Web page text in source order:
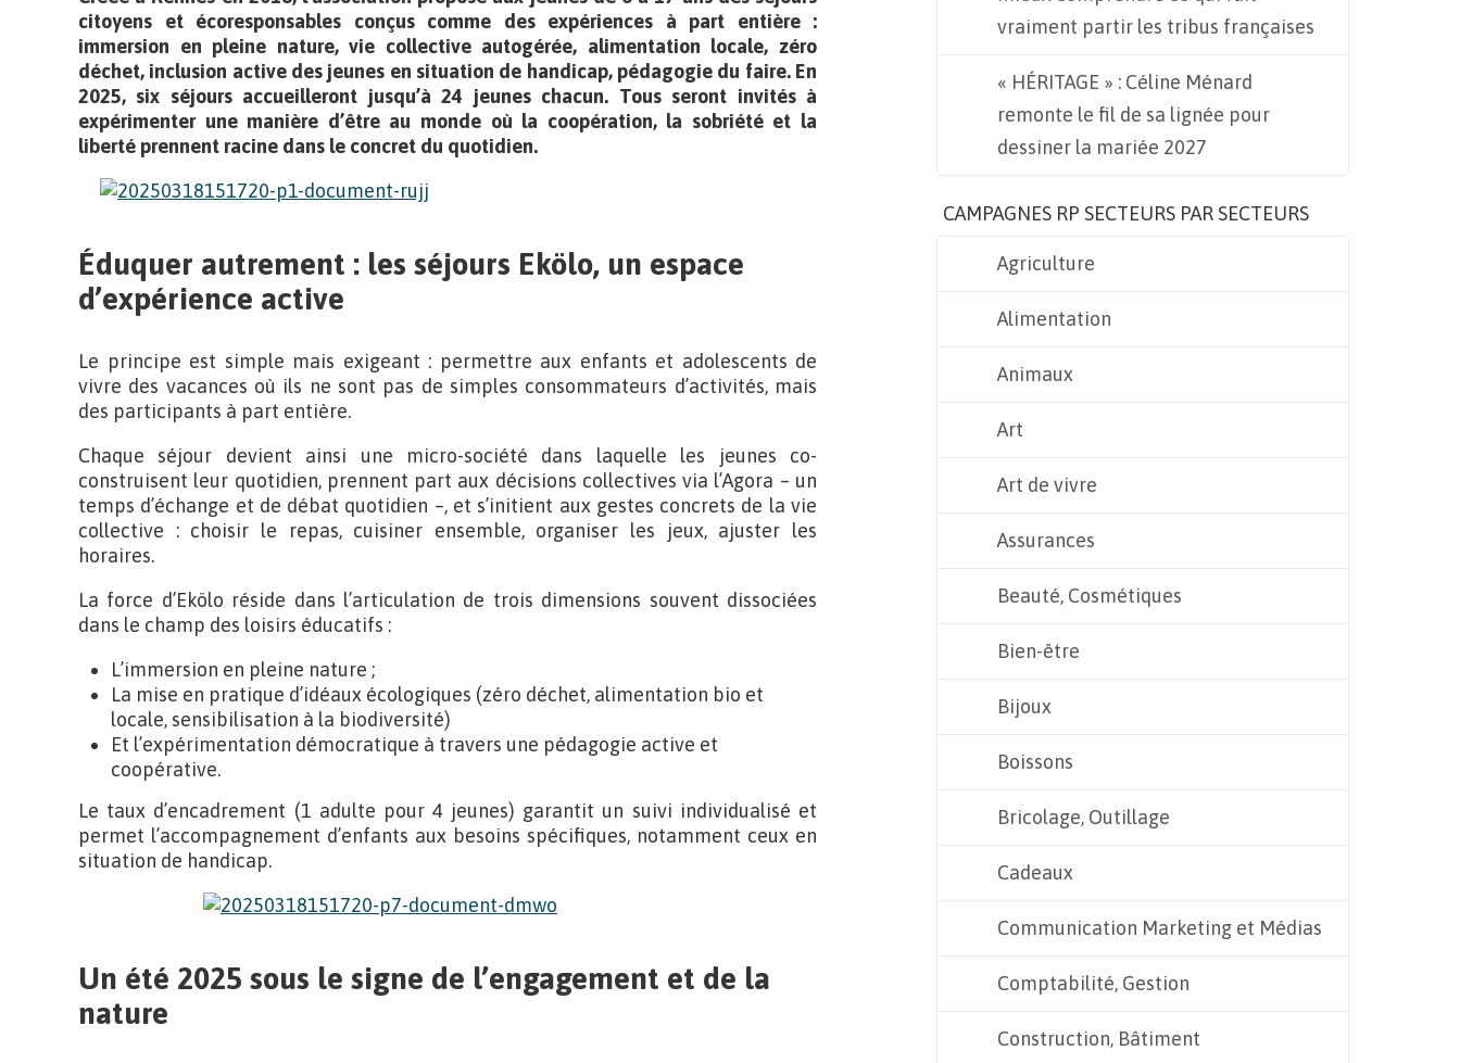
citoyens et écoresponsables conçus comme des expériences à part entière :
immersion en pleine nature, vie collective autogérée, alimentation locale, zéro
déchet, inclusion active des jeunes en situation de handicap, pédagogie du faire. En
2025, six séjours accueilleront jusqu’à 24 jeunes chacun. Tous seront invités à
expérimenter une manière d’être au monde où la coopération, la sobriété et la
liberté prennent racine dans le concret du quotidien.
Éduquer autrement : les séjours Ekölo, un espace
d’expérience active
Le principe est simple mais exigeant : permettre aux enfants et adolescents de
vivre des vacances où ils ne sont pas de simples consommateurs d’activités, mais
des participants à part entière.
Chaque séjour devient ainsi une micro-société dans laquelle les jeunes co-
construisent leur quotidien, prennent part aux décisions collectives via l’Agora – un
temps d’échange et de débat quotidien –, et s’initient aux gestes concrets de la vie
collective : choisir le repas, cuisiner ensemble, organiser les jeux, ajuster les
horaires.
La force d’Ekölo réside dans l’articulation de trois dimensions souvent dissociées
dans le champ des loisirs éducatifs :
L’immersion en pleine nature ;
La mise en pratique d’idéaux écologiques (zéro déchet, alimentation bio et
locale, sensibilisation à la biodiversité)
Et l’expérimentation démocratique à travers une pédagogie active et
coopérative.
Le taux d’encadrement (1 adulte pour 4 jeunes) garantit un suivi individualisé et
permet l’accompagnement d’enfants aux besoins spécifiques, notamment ceux en
situation de handicap.
Un été 2025 sous le signe de l’engagement et de la
nature
vraiment partir les tribus françaises
« HÉRITAGE » : Céline Ménard
remonte le fil de sa lignée pour
dessiner la mariée 2027
CAMPAGNES RP SECTEURS PAR SECTEURS
Agriculture
Alimentation
Animaux
Art
Art de vivre
Assurances
Beauté, Cosmétiques
Bien-être
Bijoux
Boissons
Bricolage, Outillage
Cadeaux
Communication Marketing et Médias
Comptabilité, Gestion
Construction, Bâtiment